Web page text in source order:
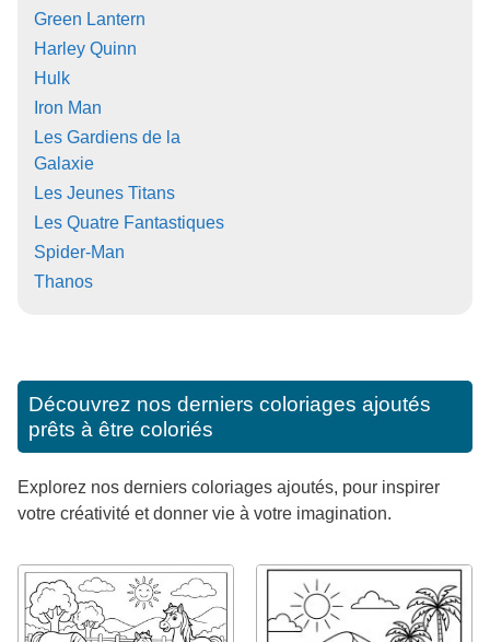
Green Lantern
Harley Quinn
Hulk
Iron Man
Les Gardiens de la
Galaxie
Les Jeunes Titans
Les Quatre Fantastiques
Spider-Man
Thanos
Découvrez nos derniers coloriages ajoutés
prêts à être coloriés
Explorez nos derniers coloriages ajoutés, pour inspirer
votre créativité et donner vie à votre imagination.